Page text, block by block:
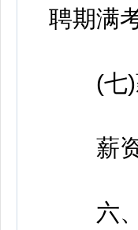
聘期满
(七)
薪资
六、